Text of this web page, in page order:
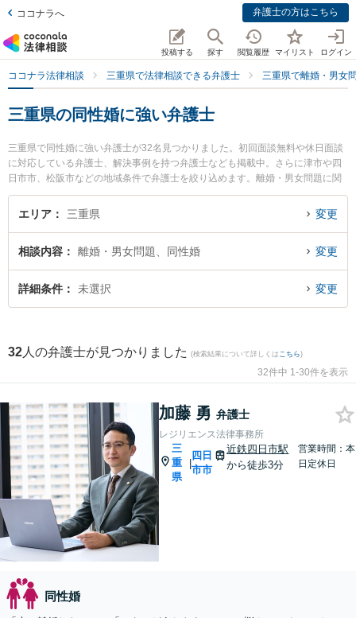
ココナラへ 弁護士の方はこちら
投稿する 探す 閲覧履歴 マイリスト ログイン
ココナラ法律相談 三重県で法律相談できる弁護士 三重県で離婚・男女
三重県の同性婚に強い弁護士
三重県で同性婚に強い弁護士が32名見つかりました。初回面談無料や休日面談
に対応している弁護士、解決事例を持つ弁護士なども掲載中。さらに津市や四
日市市、松阪市などの地域条件で弁護士を絞り込めます。離婚・男女問題に関
係する財産分与や養育費、親権等の細かな分野での絞り込み検索もでき便利で
す。特にレジリエンス法律事務所の加藤 勇弁護士や弁護士法人シンフォニア法
した同性婚のトラブルを今すぐに弁護士に相談したい』『同性婚のトラブル解
決の実績豊富な近くの弁護士を検索したい』『初回相談無料で同性婚を法律相
談できる三重県内の弁護士に相談予約したい』などでお困りの相談者さんにお
エリア 三重県 変更
相談内容 離婚・男女問題、同性婚 変更
詳細条件 未選択 変更
32 人の弁護士が見つかりました (検索結果について詳しくは こちら)
32件中 1-30件を表示
加藤 勇 弁護士
レジリエンス法律事務所
三
重
県
|
四日
市市
近鉄四日市駅
から徒歩3分
営業時間：本
日定休日
同性婚